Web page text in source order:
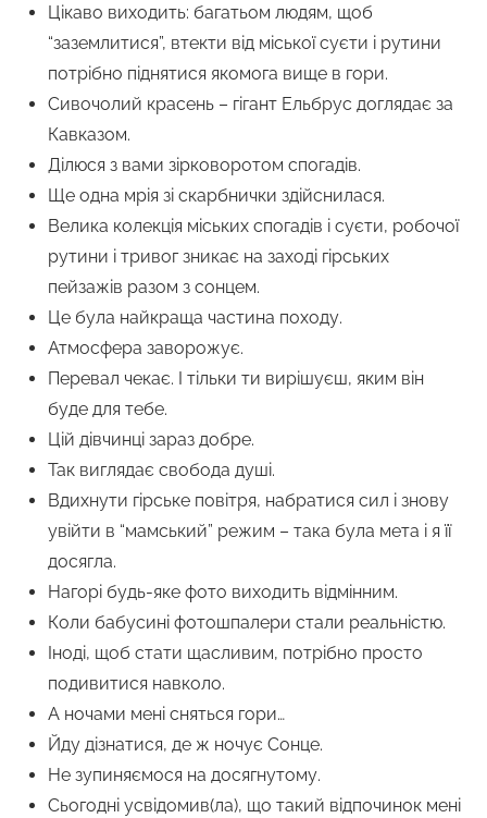
Цікаво виходить: багатьом людям, щоб
“заземлитися”, втекти від міської суєти і рутини
потрібно піднятися якомога вище в гори.
Сивочолий красень – гігант Ельбрус доглядає за
Кавказом.
Ділюся з вами зірковоротом спогадів.
Ще одна мрія зі скарбнички здійснилася.
Велика колекція міських спогадів і суєти, робочої
рутини і тривог зникає на заході гірських
пейзажів разом з сонцем.
Це була найкраща частина походу.
Атмосфера заворожує.
Перевал чекає. І тільки ти вирішуєш, яким він
буде для тебе.
Цій дівчинці зараз добре.
Так виглядає свобода душі.
Вдихнути гірське повітря, набратися сил і знову
увійти в “мамський” режим – така була мета і я її
досягла.
Нагорі будь-яке фото виходить відмінним.
Коли бабусині фотошпалери стали реальністю.
Іноді, щоб стати щасливим, потрібно просто
подивитися навколо.
А ночами мені сняться гори…
Йду дізнатися, де ж ночує Сонце.
Не зупиняємося на досягнутому.
Сьогодні усвідомив(ла), що такий відпочинок мені